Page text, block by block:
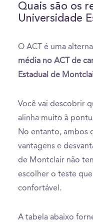
Quais são os
Universidade
O ACT é uma
média no ACT de
Estadual de
Você vai descobrir
alinha muito à
No entanto, ambos
vantagens e
de Montclair não
escolher o teste
confortável.
A tabela abaixo